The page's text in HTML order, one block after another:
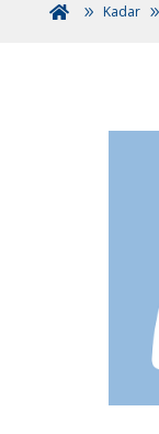
 Kadar